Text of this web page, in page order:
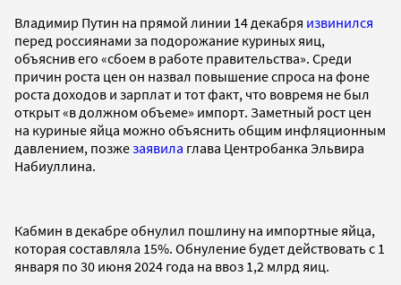
Владимир Путин на прямой линии 14 декабря извинился
перед россиянами за подорожание куриных яиц,
объяснив его «сбоем в работе правительства». Среди
причин роста цен он назвал повышение спроса на фоне
роста доходов и зарплат и тот факт, что вовремя не был
открыт «в должном объеме» импорт. Заметный рост цен
на куриные яйца можно объяснить общим инфляционным
давлением, позжезаявила глава Центробанка Эльвира
Набиуллина.
Кабмин в декабре обнулил пошлину на импортные яйца,
которая составляла 15%. Обнуление будет действовать с 1
января по 30 июня 2024 года на ввоз 1,2 млрд яиц.